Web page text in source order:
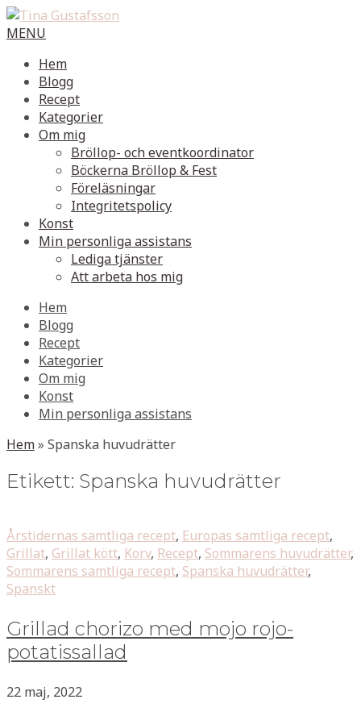
MENU
Hem
Blogg
Recept
Kategorier
Om mig
Bröllop- och eventkoordinator
Böckerna Bröllop & Fest
Föreläsningar
Integritetspolicy
Konst
Min personliga assistans
Lediga tjänster
Att arbeta hos mig
Hem
Blogg
Recept
Kategorier
Om mig
Konst
Min personliga assistans
Hem» Spanska huvudrätter
Etikett: Spanska huvudrätter
Årstidernas samtliga recept, Europas samtliga recept,
Grillat, Grillat kött, Korv, Recept, Sommarens huvudrätter,
Sommarens samtliga recept, Spanska huvudrätter,
Spanskt
Grillad chorizo med mojo rojo-
potatissallad
22 maj, 2022